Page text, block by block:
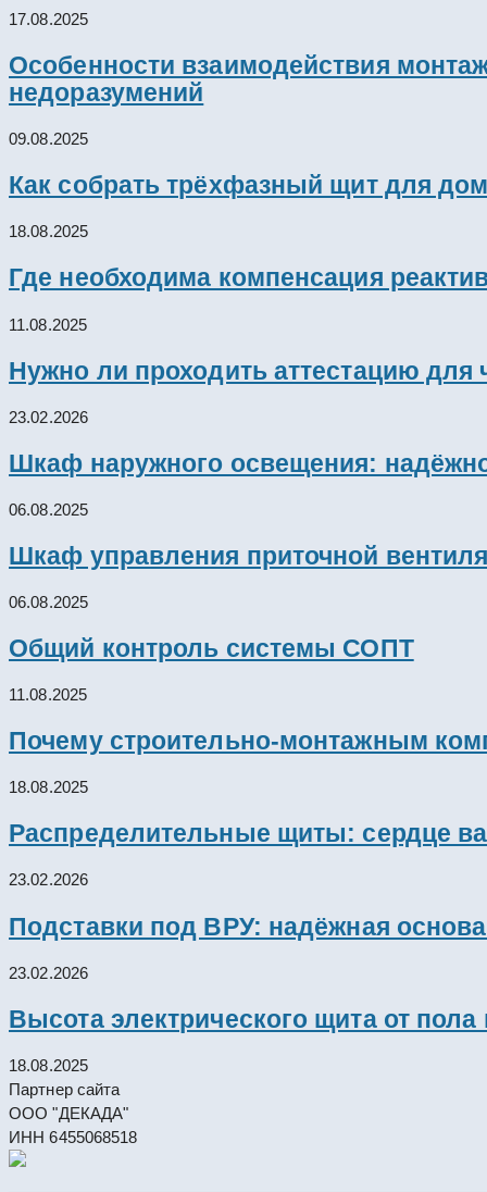
17.08.2025
Особенности взаимодействия
недоразумений
09.08.2025
Как собрать трёхфазный щит для
18.08.2025
Где необходима компенсация
11.08.2025
Нужно ли проходить аттестацию для
23.02.2026
Шкаф наружного освещения:
06.08.2025
Шкаф управления приточной
06.08.2025
Общий контроль системы СОПТ
11.08.2025
Почему строительно-монтажным
18.08.2025
Распределительные щиты: сердце
23.02.2026
Подставки под ВРУ: надёжная
23.02.2026
Высота электрического щита от
18.08.2025
Партнер сайта
ООО "ДЕКАДА"
ИНН 6455068518